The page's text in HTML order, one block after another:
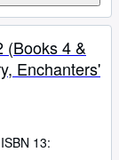
(Books 4 &
Enchanters'
ISBN 13: